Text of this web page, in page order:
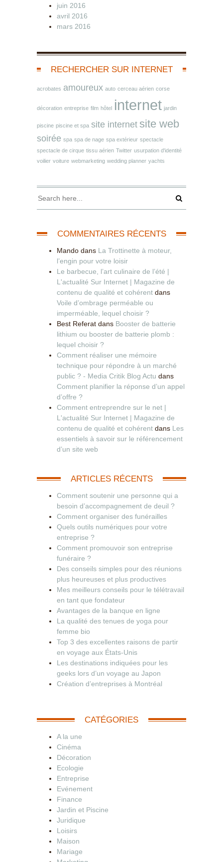
juin 2016
avril 2016
mars 2016
RECHERCHER SUR INTERNET
acrobates amoureux auto cerceau aérien corse
décoration entreprise film hôtel internet jardin
piscine piscine et spa site internet site web
soirée spa spa de nage spa extérieur spectacle
spectacle de cirque tissu aérien Twitter usurpation d'identité
voilier voiture webmarketing wedding planner yachts
COMMENTAIRES RÉCENTS
Mando dans La Trottinette à moteur,
l’engin pour votre loisir
Le barbecue, l’art culinaire de l’été |
L'actualité Sur Internet | Magazine de
contenu de qualité et cohérent dans
Voile d’ombrage perméable ou
imperméable, lequel choisir ?
Best Referat dans Booster de batterie
lithium ou booster de batterie plomb :
lequel choisir ?
Comment réaliser une mémoire
technique pour répondre à un marché
public ? - Media Critik Blog Actu dans
Comment planifier la réponse d’un appel
d’offre ?
Comment entreprendre sur le net |
L'actualité Sur Internet | Magazine de
contenu de qualité et cohérent dans Les
essentiels à savoir sur le référencement
d’un site web
ARTICLES RÉCENTS
Comment soutenir une personne qui a
besoin d’accompagnement de deuil ?
Comment organiser des funérailles
Quels outils numériques pour votre
entreprise ?
Comment promouvoir son entreprise
funéraire ?
Des conseils simples pour des réunions
plus heureuses et plus productives
Mes meilleurs conseils pour le télétravail
en tant que fondateur
Avantages de la banque en ligne
La qualité des tenues de yoga pour
femme bio
Top 3 des excellentes raisons de partir
en voyage aux États-Unis
Les destinations indiquées pour les
geeks lors d’un voyage au Japon
Création d’entreprises à Montréal
CATÉGORIES
A la une
Cinéma
Décoration
Ecologie
Entreprise
Evénement
Finance
Jardin et Piscine
Juridique
Loisirs
Maison
Mariage